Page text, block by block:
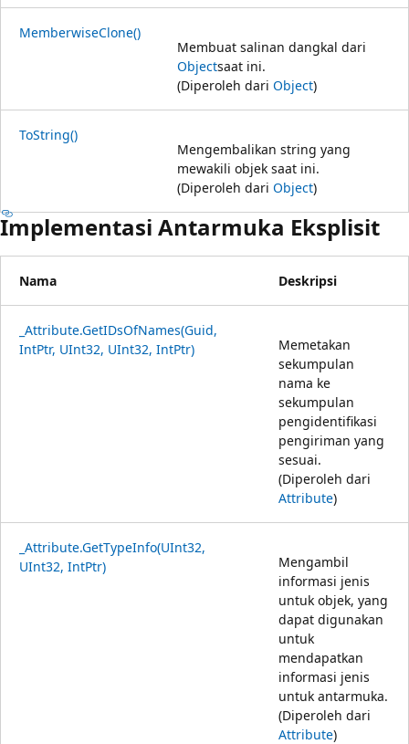
MemberwiseClone()
Membuat salinan dangkal dari
Objectsaat ini.
(Diperoleh dari Object)
ToString()
Mengembalikan string yang
mewakili objek saat ini.
(Diperoleh dari Object)
Implementasi Antarmuka Eksplisit
Nama Deskripsi
_Attribute.GetIDsOfNames(Guid,
IntPtr, UInt32, UInt32, IntPtr)
Memetakan
sekumpulan
nama ke
sekumpulan
pengidentifikasi
pengiriman yang
sesuai.
(Diperoleh dari
Attribute)
_Attribute.GetTypeInfo(UInt32,
UInt32, IntPtr)
Mengambil
informasi jenis
untuk objek, yang
dapat digunakan
untuk
mendapatkan
informasi jenis
untuk antarmuka.
(Diperoleh dari
Attribute)